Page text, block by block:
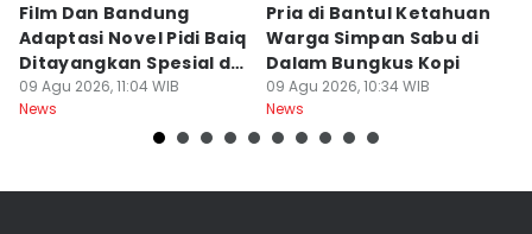
Film Dan Bandung
Adaptasi Novel Pidi Baiq
Ditayangkan Spesial di
Jogja
09 Agu 2026, 11:04 WIB
News
Pria di Bantul Ketahuan
Warga Simpan Sabu di
Dalam Bungkus Kopi
09 Agu 2026, 10:34 WIB
News